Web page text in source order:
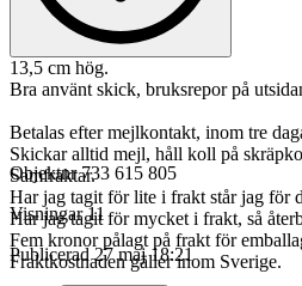
13,5 cm hög.
Bra använt skick, bruksrepor på
Betalas efter mejlkontakt, inom tre
Skickar alltid mejl, håll koll på
Samfraktar.
Har jag tagit för lite i frakt står jag för
Har jag tagit för mycket i frakt, så
Fem kronor pålagt på frakt för
Fraktkostnaden gäller inom Sverige.
Objektnr 733 615 805
Visningar 11
Publicerad 27 maj 18:21